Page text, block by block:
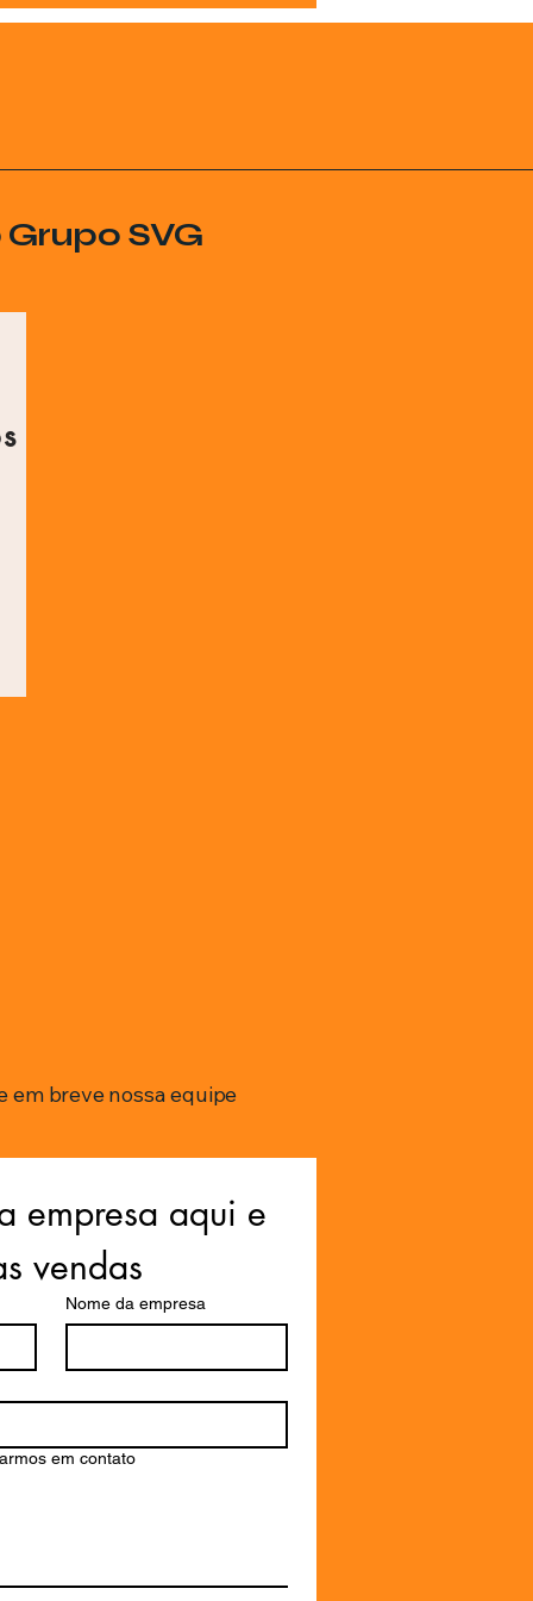
SVG
em breve nossa equipe
empresa aqui e
vendas
Nome da empresa
em contato